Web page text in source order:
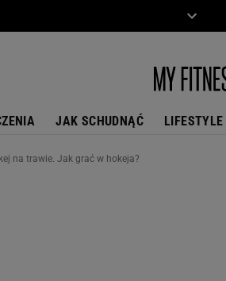
JAK SCHUDNĄĆ LIFESTYLE
na trawie. Jak grać w hokeja?